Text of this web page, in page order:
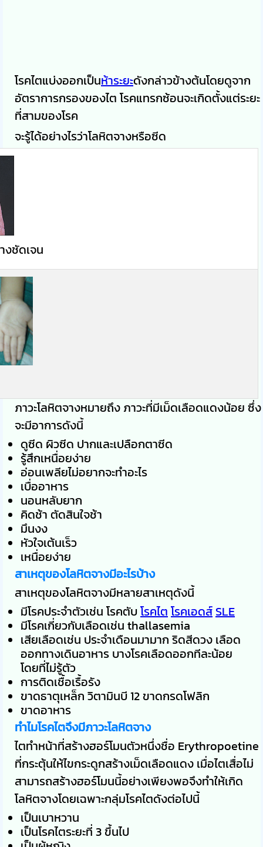
โรคไตแบ่งออกเป็นห้าระยะดังกล่าวข้างต้นโดยดูจาก
อัตราการกรองของไต โรคแทรกซ้อนจะเกิดตั้งแต่ระยะ
ที่สามของโรค
จะรู้ได้อย่างไรว่าโลหิตจางหรือซีด
งชัดเจน
ภาวะโลหิตจางหมายถึง ภาวะที่มีเม็ดเลือดแดงน้อย ซึ่ง
จะมีอาการดังนี้
ดูซีด ผิวซีด ปากและเปลือกตาซีด
รู้สึกเหนื่อยง่าย
อ่อนเพลียไม่อยากจะทำอะไร
เบื่ออาหาร
นอนหลับยาก
คิดช้า ตัดสินใจช้า
มึนงง
หัวใจเต้นเร็ว
เหนื่อยง่าย
สาเหตุของโลหิตจางมีอะไรบ้าง
สาเหตุของโลหิตจางมีหลายสาเหตุดังนี้
มีโรคประจำตัวเช่น โรคตับโรคไต โรคเอดส์SLE
มีโรคเกี่ยวกับเลือดเช่น thallasemia
เสียเลือดเช่น ประจำเดือนมามาก ริดสีดวง เลือด
ออกทางเดินอาหาร บางโรคเลือดออกทีละน้อย
โดยที่ไม่รู้ตัว
การติดเชื้อเรื้อรัง
ขาดธาตุเหล็ก วิตามินบี 12 ขาดกรดโฟลิก
ขาดอาหาร
ทำไมโรคไตจึงมีภาวะโลหิตจาง
ไตทำหน้าที่สร้างฮอร์โมนตัวหนึ่งชื่อ Erythropoetine
ที่กระตุ้นให้ไขกระดูกสร้างเม็ดเลือดแดง เมื่อไตเสื่อไม่
สามารถสร้างฮอร์โมนนี้อย่างเพียงพอจึงทำให้เกิด
โลหิตจางโดยเฉพาะกลุ่มโรคไตดังต่อไปนี้
เป็นเบาหวาน
เป็นโรคไตระยะที่ 3 ขึ้นไป